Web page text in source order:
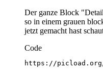
Der ganze Block
so in einem grauen
jetzt gemacht hast
Code
https://